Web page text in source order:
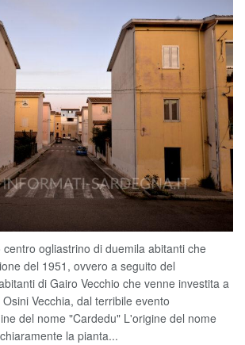
ogliastrino di duemila abitanti che
del 1951, ovvero a seguito del
di Gairo Vecchio che venne investita a
Vecchia, dal terribile evento
del nome "Cardedu" L'origine del nome
la pianta...